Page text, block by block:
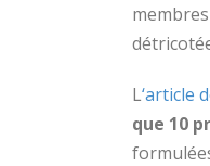
L‘article
que 10